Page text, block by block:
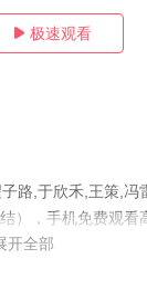
 极速观看
路,于欣禾,王策,
），手机免费观
开全部